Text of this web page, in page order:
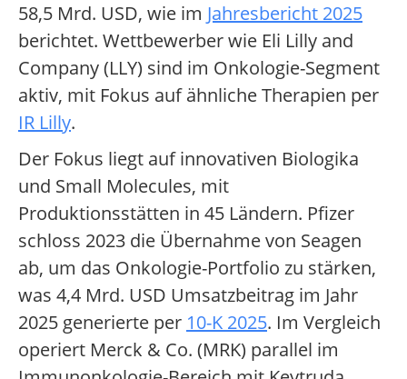
58,5 Mrd. USD, wie im Jahresbericht 2025
berichtet. Wettbewerber wie Eli Lilly and
Company (LLY) sind im Onkologie-Segment
aktiv, mit Fokus auf ähnliche Therapien per
IR Lilly.
Der Fokus liegt auf innovativen Biologika
und Small Molecules, mit
Produktionsstätten in 45 Ländern. Pfizer
schloss 2023 die Übernahme von Seagen
ab, um das Onkologie-Portfolio zu stärken,
was 4,4 Mrd. USD Umsatzbeitrag im Jahr
2025 generierte per 10-K 2025. Im Vergleich
operiert Merck & Co. (MRK) parallel im